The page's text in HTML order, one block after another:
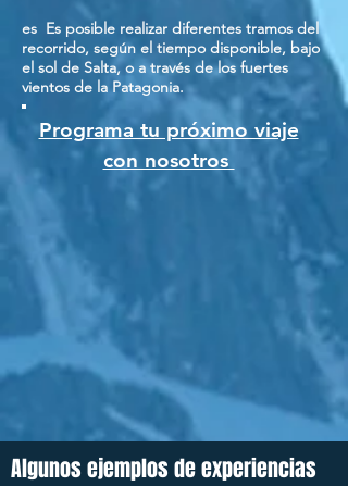
es Es posible realizar diferentes tramos del
recorrido, según el tiempo disponible, bajo
el sol de Salta, o a través de los fuertes
vientos de la Patagonia.
Programa tu próximo viaje
con nosotros
Algunos ejemplos de experiencias